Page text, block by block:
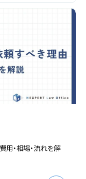
用・相場・流れを解